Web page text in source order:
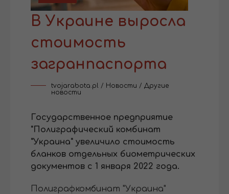
В Украине выросла
стоимость
загранпаспорта
tvojarabota.pl / Новости / Другие
новости
Государственное предприятие
"Полиграфический комбинат
"Украина" увеличило стоимость
бланков отдельных биометрических
документов с 1 января 2022 года.
Полиграфкомбинат "Украина"